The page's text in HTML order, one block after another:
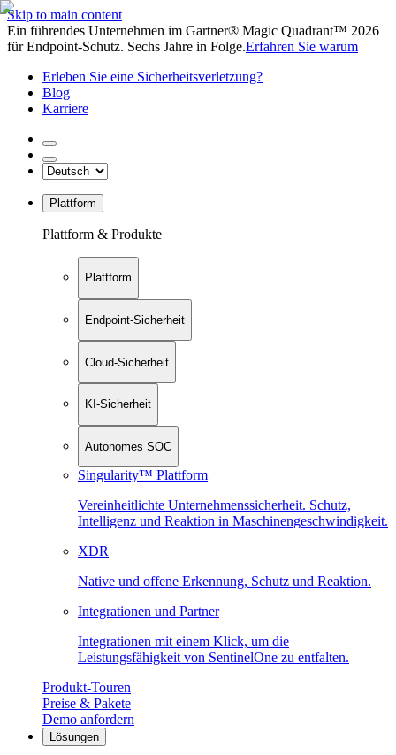
Skip to main content
Ein führendes Unternehmen im Gartner® Magic Quadrant™ 2026
für Endpoint-Schutz. Sechs Jahre in Folge.Erfahren Sie warum
Erleben Sie eine Sicherheitsverletzung?
Blog
Karriere
Plattform
Plattform & Produkte
Plattform
Endpoint-Sicherheit
Cloud-Sicherheit
KI-Sicherheit
Autonomes SOC
Singularity™ Plattform
Vereinheitlichte Unternehmenssicherheit. Schutz,
Intelligenz und Reaktion in Maschinen­geschwindigkeit.
XDR
Native und offene Erkennung, Schutz und Reaktion.
Integrationen und Partner
Integrationen mit einem Klick, um die
Leistungsfähigkeit von SentinelOne zu entfalten.
Produkt-Touren
Preise & Pakete
Demo anfordern
Lösungen